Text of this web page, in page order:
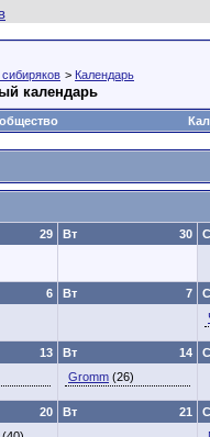
> Календарь
календарь
29 30
Вт
6 7
Вт
13 14
Вт
Gromm (26)
20 21
Вт